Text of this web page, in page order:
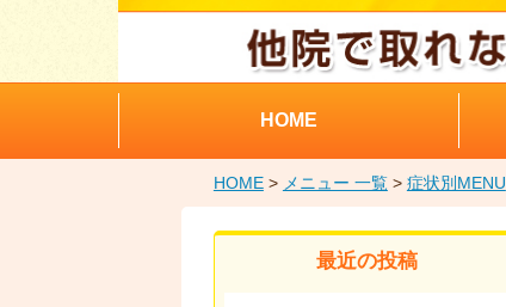
HOME
HOME> メニュー 一覧> 症状別MENU
最近の投稿